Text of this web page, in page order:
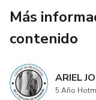
Más
contenido
ARIEL
5 Año